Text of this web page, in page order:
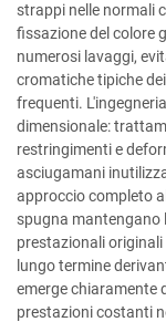
strappi nelle normali
fissazione del colore
numerosi lavaggi,
cromatiche tipiche
frequenti.
dimensionale:
restringimenti e
asciugamani
approccio completo
spugna mantengano
prestazionali
lungo termine
emerge chiaramente
prestazioni costanti